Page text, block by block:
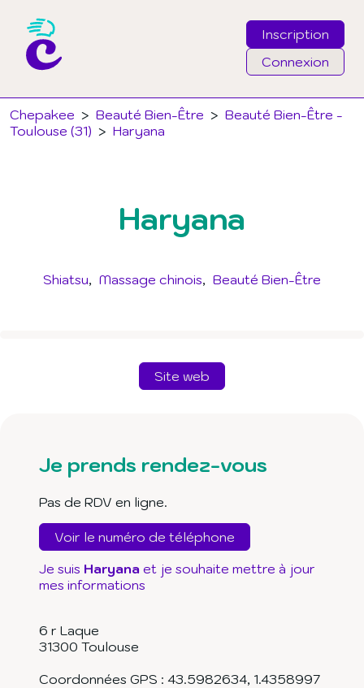
Inscription
Connexion
Chepakee > Beauté Bien-Être > Beauté Bien-Être -
Toulouse (31) > Haryana
Email
J'ai oublié mon mot de passe
Haryana
Shiatsu Massage chinois Beauté Bien-Être
Site web
Je prends rendez-vous
Pas de RDV en ligne.
Voir le numéro de téléphone
Je suis Haryana et je souhaite mettre à jour
mes informations
6 r Laque
31300 Toulouse
Coordonnées GPS : 43.5982634, 1.4358997